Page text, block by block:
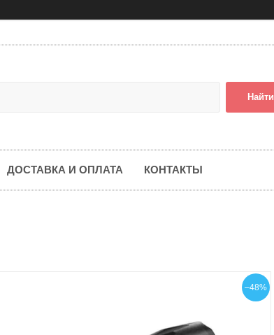
Найти
ДОСТАВКА И ОПЛАТА КОНТАКТЫ
–48%